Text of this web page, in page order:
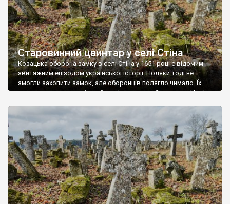
Старовинний цвинтар у селі Стіна
Козацька оборона замку в селі Стіна у 1651 році є відомим
звитяжним епізодом української історії. Поляки тоді не
змогли захопити замок, але оборонців полягло чимало. Їх
поховали на цвинтарі, який тоді називався Замковим. Нині на
ньому чимало хрестів 19 століття, є такі, де епітафії стер […]